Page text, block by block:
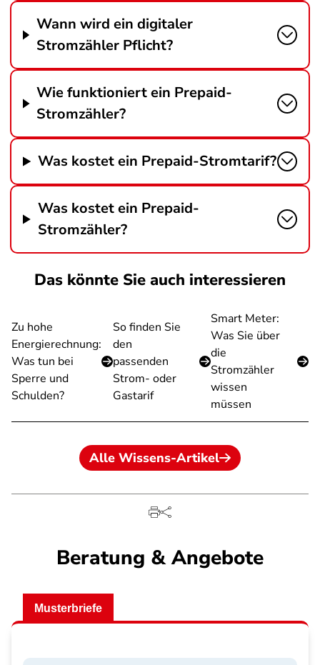
Wann wird ein digitaler
Stromzähler Pflicht?
Wie funktioniert ein Prepaid-
Stromzähler?
Was kostet ein Prepaid-Stromtarif?
Was kostet ein Prepaid-
Stromzähler?
Das könnte Sie auch interessieren
Zu hohe
Energierechnung:
Was tun bei
Sperre und
Schulden?
So finden Sie
den
passenden
Strom- oder
Gastarif
Smart Meter:
Was Sie über
die
Stromzähler
wissen
müssen
Alle Wissens-Artikel
Beratung & Angebote
Musterbriefe